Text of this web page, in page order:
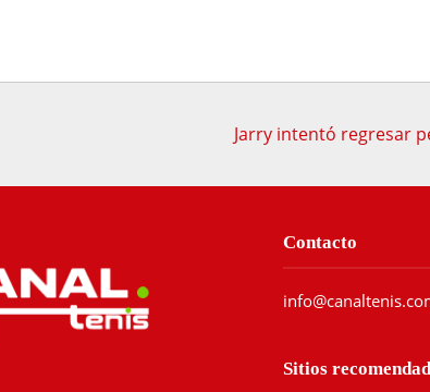
Jarry intentó regresar
Contacto
Sitios